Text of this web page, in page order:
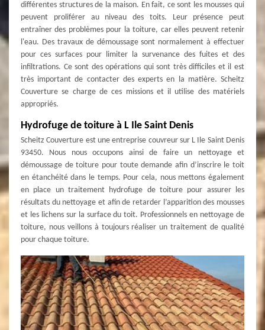
différentes structures de la maison. En fait, ce sont les mousses qui
peuvent proliférer au niveau des toits. Leur présence peut
entraîner des problèmes pour la toiture, car elles peuvent retenir
l'eau. Des travaux de démoussage sont normalement à effectuer
pour ces surfaces pour limiter la survenance des fuites et des
infiltrations. Ce sont des opérations qui sont très difficiles et il est
très important de contacter des experts en la matière. Scheitz
Couverture se charge de ces missions et il utilise des matériels
appropriés.
Hydrofuge de toiture à L Ile Saint Denis
Scheitz Couverture est une entreprise couvreur sur L Ile Saint Denis
93450. Nous nous occupons ainsi de faire un nettoyage et
démoussage de toiture pour toute demande afin d’inscrire le toit
en étanchéité dans le temps. Pour cela, nous mettons également
en place un traitement hydrofuge de toiture pour assurer les
résultats du nettoyage et afin de retarder l’apparition des mousses
et les lichens sur la surface du toit. Professionnels en nettoyage de
toiture, nous veillons à toujours réaliser un traitement de qualité
pour chaque toiture.